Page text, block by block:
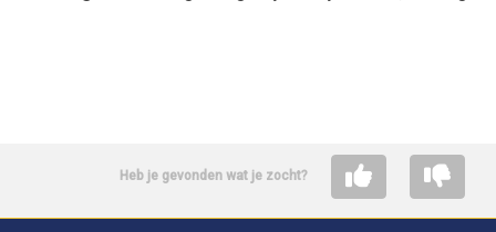
Heb je gevonden wat je zocht?